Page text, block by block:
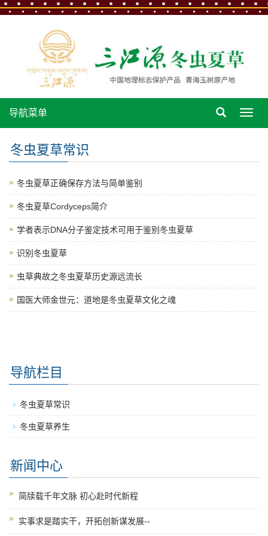
导
导航菜单
冬虫夏草常识
冬虫夏草正确保存方法与简单鉴别
冬虫夏草Cordyceps简介
学者表示DNA分子鉴定技术可用于鉴别冬虫夏草
识别冬虫夏草
虫草典故之冬虫夏草历史源远流长
国医大师金世元：道地是冬虫夏草文化之魂
导航栏目
冬虫夏草常识
冬虫夏草养生
新闻中心
简牍载千年文脉 初心赴时代新程
实事求是踏实干，开拓创新谋发展--